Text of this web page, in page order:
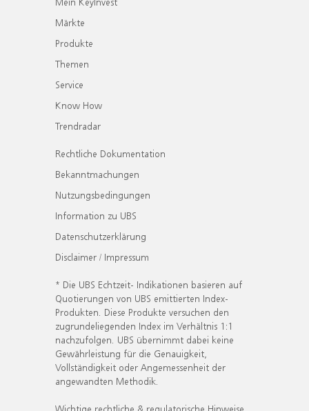
Märkte
Produkte
Themen
Service
Know How
Trendradar
Rechtliche Dokumentation
Bekanntmachungen
Nutzungsbedingungen
Information zu UBS
Datenschutzerklärung
Disclaimer / Impressum
* Die UBS Echtzeit- Indikationen basieren auf
Quotierungen von UBS emittierten Index-
Produkten. Diese Produkte versuchen den
zugrundeliegenden Index im Verhältnis 1:1
nachzufolgen. UBS übernimmt dabei keine
Gewährleistung für die Genauigkeit,
Vollständigkeit oder Angemessenheit der
angewandten Methodik.